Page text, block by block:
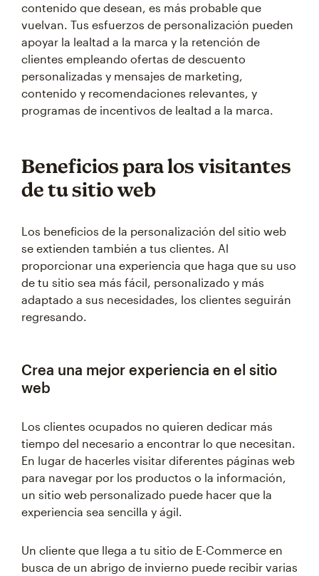
contenido que desean, es más probable que
vuelvan. Tus esfuerzos de personalización pueden
apoyar la lealtad a la marca y la retención de
clientes empleando ofertas de descuento
personalizadas y mensajes de marketing,
contenido y recomendaciones relevantes, y
programas de incentivos de lealtad a la marca.
Beneficios para los visitantes
de tu sitio web
Los beneficios de la personalización del sitio web
se extienden también a tus clientes. Al
proporcionar una experiencia que haga que su uso
de tu sitio sea más fácil, personalizado y más
adaptado a sus necesidades, los clientes seguirán
regresando.
Crea una mejor experiencia en el sitio
web
Los clientes ocupados no quieren dedicar más
tiempo del necesario a encontrar lo que necesitan.
En lugar de hacerles visitar diferentes páginas web
para navegar por los productos o la información,
un sitio web personalizado puede hacer que la
experiencia sea sencilla y ágil.
Un cliente que llega a tu sitio de E-Commerce en
busca de un abrigo de invierno puede recibir varias